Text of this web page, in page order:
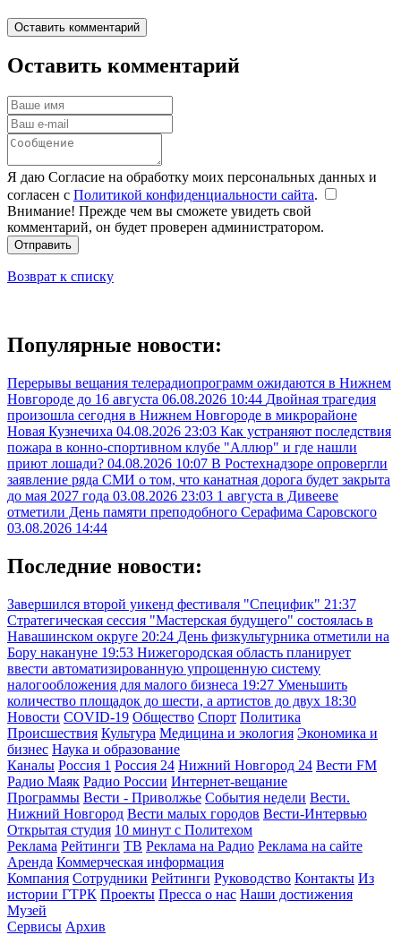
Оставить комментарий
Оставить комментарий
Я даю Согласие на обработку моих персональных данных и
согласен с Политикой конфиденциальности сайта.
Внимание! Прежде чем вы сможете увидеть свой
комментарий, он будет проверен администратором.
Отправить
Возврат к списку
Популярные новости:
Перерывы вещания телерадиопрограмм ожидаются в Нижнем
Новгороде до 16 августа 06.08.2026 10:44 Двойная трагедия
произошла сегодня в Нижнем Новгороде в микрорайоне
Новая Кузнечиха 04.08.2026 23:03 Как устраняют последствия
пожара в конно-спортивном клубе "Аллюр" и где нашли
приют лошади? 04.08.2026 10:07 В Ростехнадзоре опровергли
заявление ряда СМИ о том, что канатная дорога будет закрыта
до мая 2027 года 03.08.2026 23:03 1 августа в Дивееве
отметили День памяти преподобного Серафима Саровского
03.08.2026 14:44
Последние новости:
Завершился второй уикенд фестиваля "Специфик" 21:37
Стратегическая сессия "Мастерская будущего" состоялась в
Навашинском округе 20:24 День физкультурника отметили на
Бору накануне 19:53 Нижегородская область планирует
ввести автоматизированную упрощенную систему
налогообложения для малого бизнеса 19:27 Уменьшить
количество площадок до шести, а артистов до двух 18:30
Новости COVID-19 Общество Спорт Политика
Происшествия Культура Медицина и экология Экономика и
бизнес Наука и образование
Каналы Россия 1 Россия 24 Нижний Новгород 24 Вести FM
Радио Маяк Радио России Интернет-вещание
Программы Вести - Приволжье События недели Вести.
Нижний Новгород Вести малых городов Вести-Интервью
Открытая студия 10 минут с Политехом
Реклама Рейтинги ТВ Реклама на Радио Реклама на сайте
Аренда Коммерческая информация
Компания Сотрудники Рейтинги Руководство Контакты Из
истории ГТРК Проекты Пресса о нас Наши достижения
Музей
Сервисы Архив